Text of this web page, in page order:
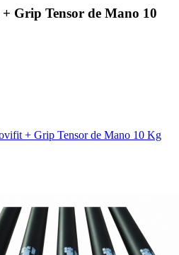
Grip Tensor de Mano 10
+ Grip Tensor de Mano 10 Kg